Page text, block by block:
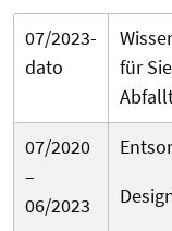
07/2023-
dato
für
07/2020
–
06/2023